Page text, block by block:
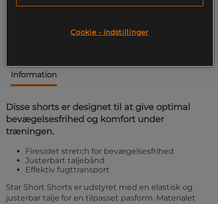
Information
Disse shorts er designet til at give optimal
bevægelsesfrihed og komfort under
træningen.
Firesidet stretch for bevægelsesfrihed
Justerbart taljebånd
Effektiv fugttransport
Star Short Shorts er udstyret med en elastisk og
justerbar talje for en tilpasset pasform. Materialet
Cookie - indstillinger